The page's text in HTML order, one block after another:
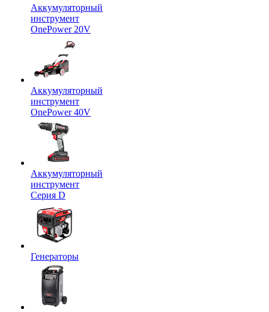
Аккумуляторный
инструмент
OnePower 20V
Аккумуляторный
инструмент
OnePower 40V
Аккумуляторный
инструмент
Серия D
Генераторы